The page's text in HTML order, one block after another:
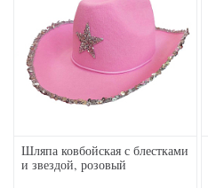
Шляпа ковбойская с блестками
и звездой, розовый